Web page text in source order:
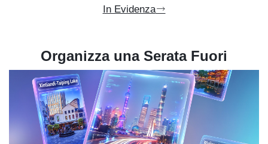
In Evidenza
Organizza una Serata Fuori